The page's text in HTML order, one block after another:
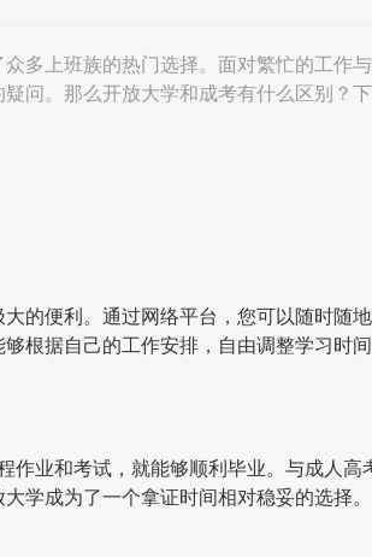
多上班族的热门选择。面对繁忙的工作
问。那么开放大学和成考有什么区别？
的便利。通过网络平台，您可以随时随
根据自己的工作安排，自由调整学习时
业和考试，就能够顺利毕业。与成人高
学成为了一个拿证时间相对稳妥的选择。